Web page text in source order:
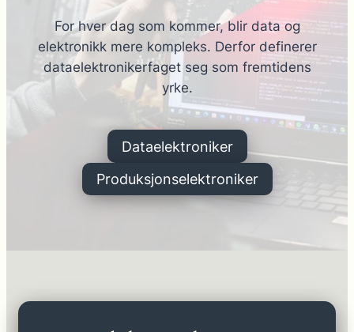
For hver dag som kommer, blir data og
elektronikk mere kompleks. Derfor definerer
dataelektronikerfaget seg som fremtidens
yrke.
Dataelektroniker
Produksjonselektroniker